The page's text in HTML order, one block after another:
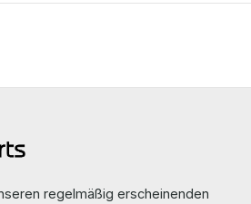
regelmäßig erscheinenden